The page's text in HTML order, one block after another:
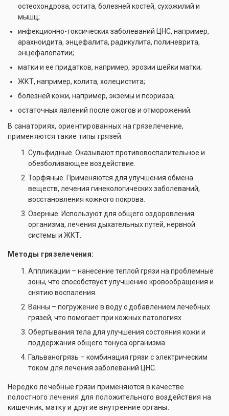
остеохондроза, остита, болезней костей, сухожилий и
мышц;
инфекционно-токсических заболеваний ЦНС, например,
арахноидита, энцефалита, радикулита, полиневрита,
энцефалопатии;
матки и ее придатков, например, эрозии шейки матки;
ЖКТ, например, колита, холецистита;
болезней кожи, например, экземы и псориаза;
остаточных явлений после ожогов и отморожений.
В санаториях, ориентированных на грязелечение,
применяются такие типы грязей:
Сульфидные. Оказывают противовоспалительное и
обезболивающее воздействие.
Торфяные. Применяются для улучшения обмена
веществ, лечения гинекологических заболеваний,
восстановления кожного покрова.
Озерные. Используют для общего оздоровления
организма, лечения дыхательных путей, нервной
системы и ЖКТ.
Методы грязелечения:
Аппликации – нанесение теплой грязи на проблемные
зоны, что способствует улучшению кровообращения и
снятию воспаления.
Ванны – погружение в воду с добавлением лечебных
грязей, что помогает при кожных патологиях.
Обертывания тела для улучшения состояния кожи и
поддержания общего тонуса организма.
Гальваногрязь – комбинация грязи с электрическим
током для лечения заболеваний ЦНС.
Нередко лечебные грязи применяются в качестве
полостного лечения для положительного воздействия на
кишечник, матку и другие внутренние органы.